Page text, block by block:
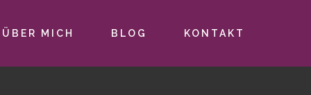
ÜBER MICH BLOG KONTAKT